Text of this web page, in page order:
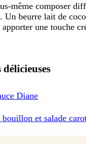
même composer
Un beurre lait de
une touche
délicieuses
Diane
bouillon et salade